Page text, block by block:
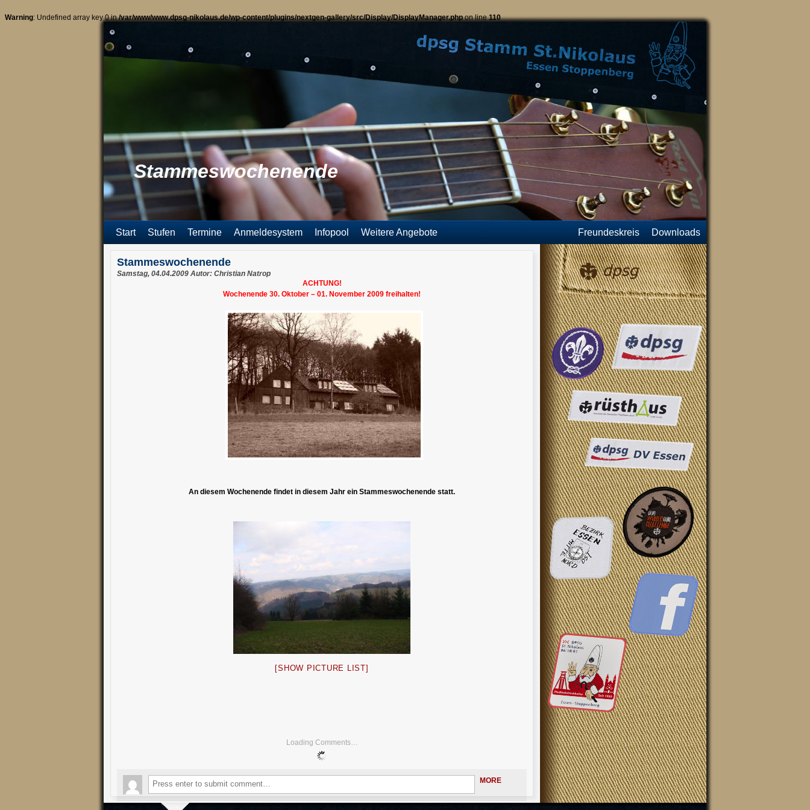
Warning: Undefined array key 0 in/var/www/www.dpsg-nikolaus.de/wp-content/plugins/nextgen-gallery/src/Display/DisplayManager.phpon line110
Stammeswochenende
Start Stufen Termine Anmeldesystem Infopool Weitere Angebote Downloads
Freundeskreis
Stammeswochenende
Samstag, 04.04.2009 Autor: Christian Natrop
ACHTUNG!
Wochenende 30. Oktober – 01. November 2009 freihalten!
An diesem Wochenende findet in diesem Jahr ein Stammeswochenende statt.
[SHOW PICTURE LIST]
Loading Comments…
MORE